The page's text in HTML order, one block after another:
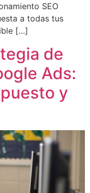
SEO
a todas tus
[…]
de
Ads:
y